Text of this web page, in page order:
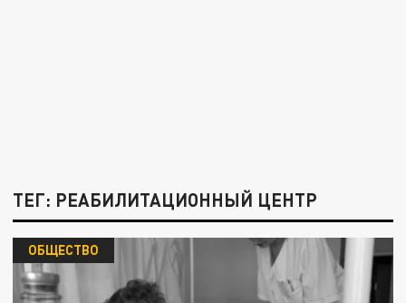
ТЕГ: РЕАБИЛИТАЦИОННЫЙ ЦЕНТР
ОБЩЕСТВО